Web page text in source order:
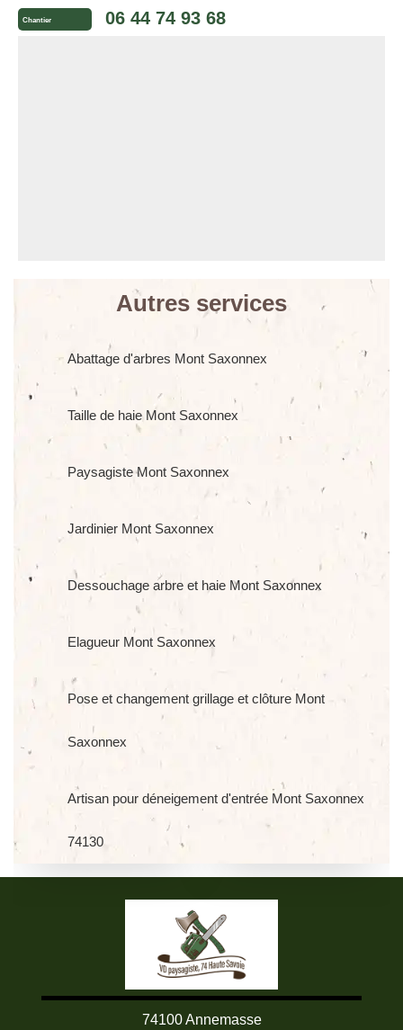
Chantier 06 44 74 93 68
Autres services
Abattage d'arbres Mont Saxonnex
Taille de haie Mont Saxonnex
Paysagiste Mont Saxonnex
Jardinier Mont Saxonnex
Dessouchage arbre et haie Mont Saxonnex
Elagueur Mont Saxonnex
Pose et changement grillage et clôture Mont
Saxonnex
Artisan pour déneigement d'entrée Mont Saxonnex
74130
74100 Annemasse